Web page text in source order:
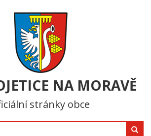
NA MORAVĚ
stránky obce